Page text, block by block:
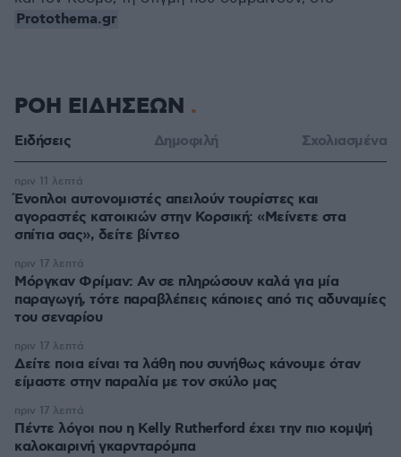
Protothema.gr
ΡΟΗ ΕΙΔΗΣΕΩΝ
Ειδήσεις Δημοφιλή Σχολιασμένα
Ένοπλοι αυτονομιστές απειλούν τουρίστες και
αγοραστές κατοικιών στην Κορσική: «Μείνετε στα
σπίτια σας», δείτε βίντεο
πριν 11 λεπτά
Μόργκαν Φρίμαν: Αν σε πληρώσουν καλά για μία
παραγωγή, τότε παραβλέπεις κάποιες από τις αδυναμίες
του σεναρίου
πριν 17 λεπτά
Δείτε ποια είναι τα λάθη που συνήθως κάνουμε όταν
είμαστε στην παραλία με τον σκύλο μας
πριν 17 λεπτά
Πέντε λόγοι που η Kelly Rutherford έχει την πιο κομψή
καλοκαιρινή γκαρνταρόμπα
πριν 17 λεπτά